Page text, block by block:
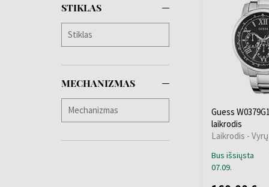
STIKLAS
MECHANIZMAS
Guess
laikrodis
Laikrodis - Vyrų
Bus išsiųsta
07.09.